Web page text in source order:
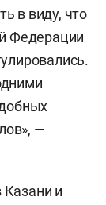
в виду, что
Федерации
—
и